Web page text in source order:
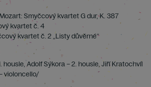
Smyčcový kvartet G dur, K. 387
kvartet č. 4
kvartet č. 2 „Listy důvěrné“
housle, Adolf Sýkora – 2. housle, Jiří Kratochvíl
violoncello/